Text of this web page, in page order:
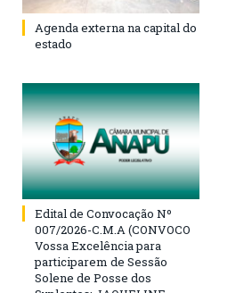
Agenda externa na capital do
estado
Edital de Convocação Nº
007/2026-C.M.A (CONVOCO
Vossa Excelência para
participarem de Sessão
Solene de Posse dos